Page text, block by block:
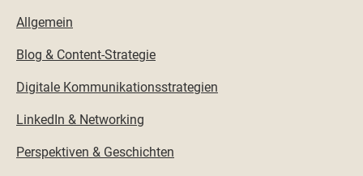
Allgemein
Blog & Content-Strategie
Digitale Kommunikationsstrategien
LinkedIn & Networking
Perspektiven & Geschichten